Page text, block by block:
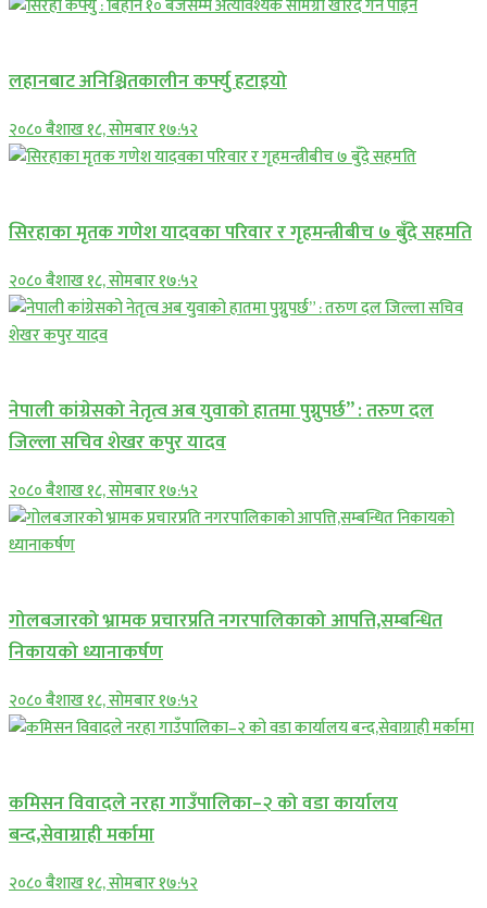
लहानबाट अनिश्चितकालीन कर्फ्यु हटाइयो
२०८० बैशाख १८, सोमबार १७:५२
सिरहाका मृतक गणेश यादवका परिवार र गृहमन्त्रीबीच ७ बुँदे सहमति
२०८० बैशाख १८, सोमबार १७:५२
नेपाली कांग्रेसको नेतृत्व अब युवाको हातमा पुग्नुपर्छ” : तरुण दल
जिल्ला सचिव शेखर कपुर यादव
२०८० बैशाख १८, सोमबार १७:५२
गोलबजारको भ्रामक प्रचारप्रति नगरपालिकाको आपत्ति,सम्बन्धित
निकायको ध्यानाकर्षण
२०८० बैशाख १८, सोमबार १७:५२
कमिसन विवादले नरहा गाउँपालिका–२ को वडा कार्यालय
बन्द,सेवाग्राही मर्कामा
२०८० बैशाख १८, सोमबार १७:५२